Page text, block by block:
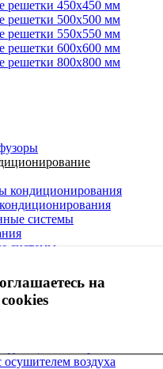
на
решетки 450х450 мм
решетки 500х500 мм
решетки 550х550 мм
решетки 600х600 мм
решетки 800х800 мм
кондиционирования
системы
системы
воздуха